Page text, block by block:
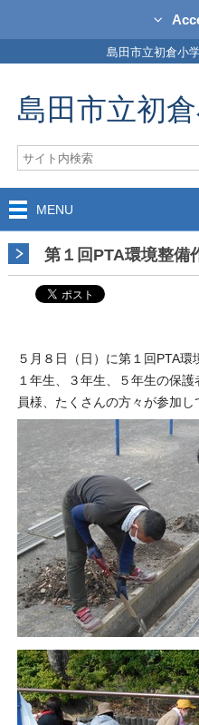
島田市立初倉小
島田市立初
MENU
第１回PTA環境整備
５月８日（日）に第１回PTA環
１年生、３年生、５年生の保
員様、たくさんの方々が参加し